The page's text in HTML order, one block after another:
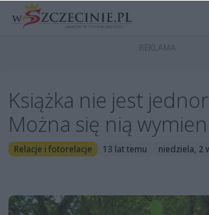
Książka nie jest
Można się nią
Relacje i fotorelacje 13 lat temu niedziela, 2